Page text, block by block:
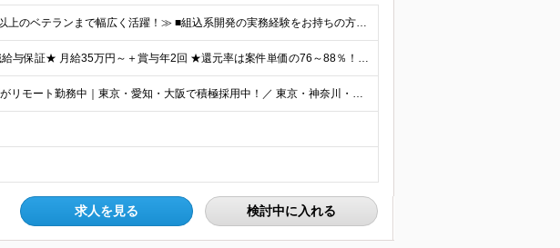
≪2年目の若手から20年以上のベテランまで幅広く活躍！≫ ■組込系開発の実務経験をお持ちの方(フェーズや言語、リーダー経験などは一切不問) ■学歴不問 ＼下記経験をお持ちの方は優遇します／ ●C言語
★還元率最高88％！前職給与保証★ 月給35万円～＋賞与年2回 ★還元率は案件単価の76～88％！ ★入社祝い金10～30万円！住宅・在宅・家族など手当充実！ ◎経験・スキルなどを考慮し、優遇し
＼フルリモートOK！7割がリモート勤務中｜東京・愛知・大阪で積極採用中！／ 東京・神奈川・千葉・埼玉、大阪・京都・兵庫・滋賀、愛知などのプロジェクト先、または在宅勤務 ★転勤なし ★希望するエリアで
求人を見る 検討中に入れる